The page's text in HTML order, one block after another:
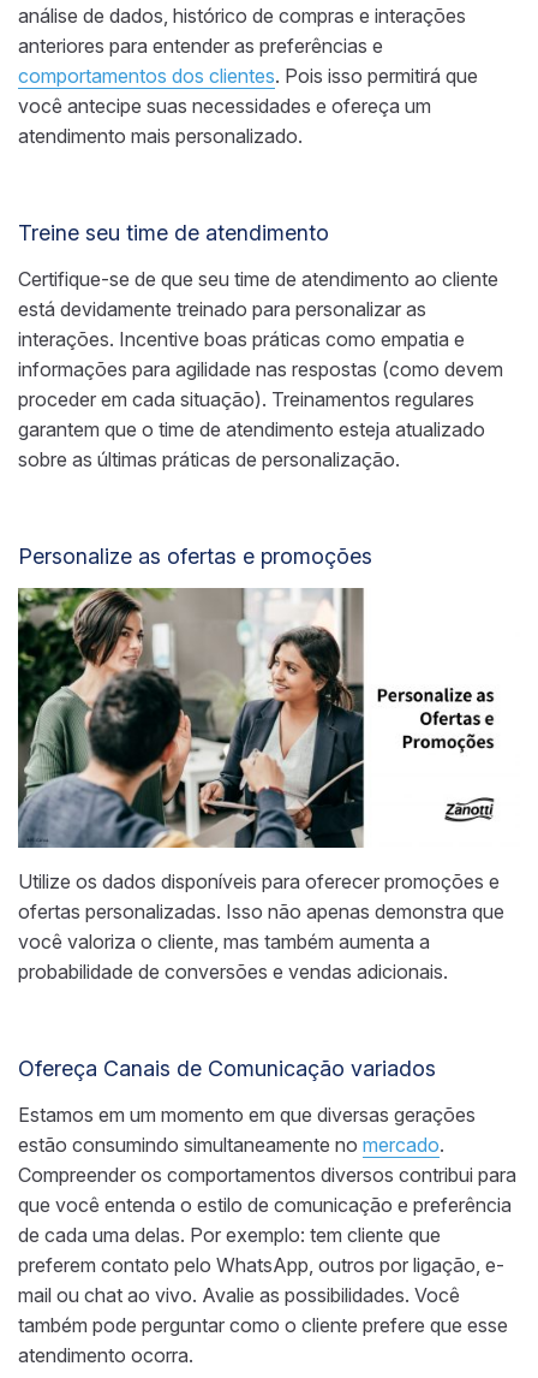
análise de dados, histórico de compras e interações
anteriores para entender as preferências e
comportamentos dos clientes. Pois isso permitirá que
você antecipe suas necessidades e ofereça um
atendimento mais personalizado.
Treine seu time de atendimento
Certifique-se de que seu time de atendimento ao cliente
está devidamente treinado para personalizar as
interações. Incentive boas práticas como empatia e
informações para agilidade nas respostas (como devem
proceder em cada situação). Treinamentos regulares
garantem que o time de atendimento esteja atualizado
sobre as últimas práticas de personalização.
Personalize as ofertas e promoções
Utilize os dados disponíveis para oferecer promoções e
ofertas personalizadas. Isso não apenas demonstra que
você valoriza o cliente, mas também aumenta a
probabilidade de conversões e vendas adicionais.
Ofereça Canais de Comunicação variados
Estamos em um momento em que diversas gerações
estão consumindo simultaneamente no mercado.
Compreender os comportamentos diversos contribui para
que você entenda o estilo de comunicação e preferência
de cada uma delas. Por exemplo: tem cliente que
preferem contato pelo WhatsApp, outros por ligação, e-
mail ou chat ao vivo. Avalie as possibilidades. Você
também pode perguntar como o cliente prefere que esse
atendimento ocorra.